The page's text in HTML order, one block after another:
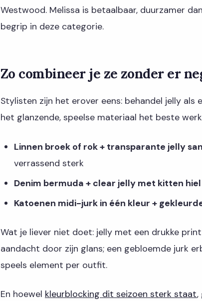
Westwood. Melissa is betaalbaar, duurzamer
begrip in deze categorie.
Zo combineer je ze zonder er
Stylisten zijn het erover eens: behandel jelly
het glanzende, speelse materiaal het beste
Linnen broek of rok + transparante jelly
verrassend sterk
Denim bermuda + clear jelly met kitten hiel
Katoenen midi-jurk in één kleur +
Wat je liever niet doet: jelly met een drukke
aandacht door zijn glans; een gebloemde jurk
speels element per outfit.
En hoewel kleurblocking dit seizoen sterk staat,